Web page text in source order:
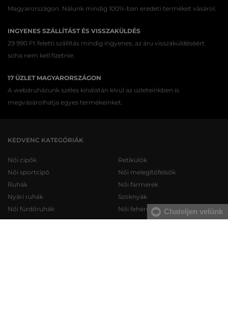
Magyarországon. Nálunk mindig 100%-ban eredeti terméket vásárol.
INGYENES SZÁLLÍTÁST ÉS VISSZAKÜLDÉS
29 990 Ft feletti szállítás mindig ingyenes, az áru visszaküldéséért
soha nem kell fizetnie.
17 ÜZLET MAGYARORSZÁGON
A webáruházunk széles kínálatán kívül az üzleteinkben is
megvásárolhatja egyes termékeinket.
KEDVENC KATEGÓRIÁK
Női cipők
Női sportcipő
Ruhák
Nyári ruhák
Női fürdőruhák
Retikülök
Női melegítőfelsők
Női farmerek
Szoknyák
Női fehérneműkChateljen velünk